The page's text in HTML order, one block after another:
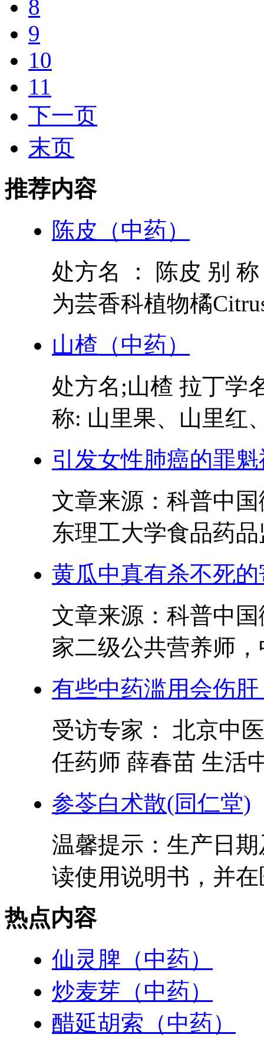
8
9
10
11
下一页
末页
推荐内容
陈皮（中药）
处方名 ： 陈皮 别
为芸香科植物橘
山楂（中药）
处方名;山楂 拉丁学
称: 山里果、山里红
引发女性肺癌的罪
文章来源：科普中
东理工大学食品药
黄瓜中真有杀不死
文章来源：科普中
家二级公共营养师
有些中药滥用会伤肝
受访专家： 北京中
任药师 薛春苗 生活
参苓白术散(同仁堂)
温馨提示：生产日
读使用说明书，并
热点内容
仙灵脾（中药）
炒麦芽（中药）
醋延胡索（中药）